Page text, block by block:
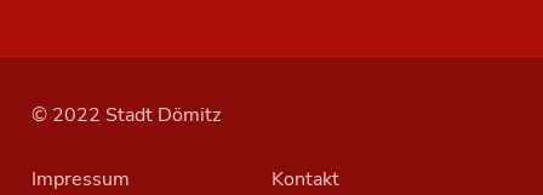
© 2022 Stadt Dömitz
Impressum Kontakt